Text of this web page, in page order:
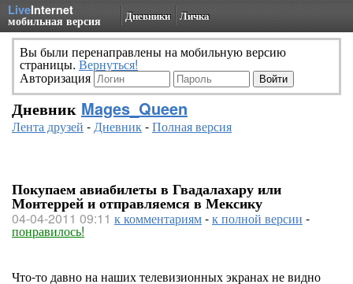
LiveInternet
мобильная версия Дневники Личка
Вы были перенаправлены на мобильную версию
страницы. Вернуться!
Авторизация
Дневник Mages_Queen
Лента друзей -Дневник-Полная версия
Покупаем авиабилеты в Гвадалахару или
Монтеррей и отправляемся в Мексику
04-04-2011 09:11 к комментариям-к полной версии -
понравилось!
Что-то давно на наших телевизионных экранах не видно